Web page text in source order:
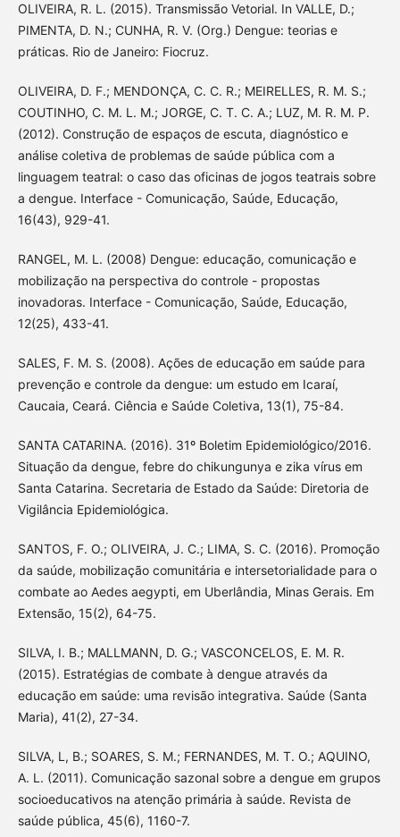
OLIVEIRA, R. L. (2015). Transmissão Vetorial. In VALLE, D.;
PIMENTA, D. N.; CUNHA, R. V. (Org.) Dengue: teorias e
práticas. Rio de Janeiro: Fiocruz.
OLIVEIRA, D. F.; MENDONÇA, C. C. R.; MEIRELLES, R. M. S.;
COUTINHO, C. M. L. M.; JORGE, C. T. C. A.; LUZ, M. R. M. P.
(2012). Construção de espaços de escuta, diagnóstico e
análise coletiva de problemas de saúde pública com a
linguagem teatral: o caso das oficinas de jogos teatrais sobre
a dengue. Interface - Comunicação, Saúde, Educação,
16(43), 929-41.
RANGEL, M. L. (2008) Dengue: educação, comunicação e
mobilização na perspectiva do controle - propostas
inovadoras. Interface - Comunicação, Saúde, Educação,
12(25), 433-41.
SALES, F. M. S. (2008). Ações de educação em saúde para
prevenção e controle da dengue: um estudo em Icaraí,
Caucaia, Ceará. Ciência e Saúde Coletiva, 13(1), 75-84.
SANTA CATARINA. (2016). 31º Boletim Epidemiológico/2016.
Situação da dengue, febre do chikungunya e zika vírus em
Santa Catarina. Secretaria de Estado da Saúde: Diretoria de
Vigilância Epidemiológica.
SANTOS, F. O.; OLIVEIRA, J. C.; LIMA, S. C. (2016). Promoção
da saúde, mobilização comunitária e intersetorialidade para o
combate ao Aedes aegypti, em Uberlândia, Minas Gerais. Em
Extensão, 15(2), 64-75.
SILVA, I. B.; MALLMANN, D. G.; VASCONCELOS, E. M. R.
(2015). Estratégias de combate à dengue através da
educação em saúde: uma revisão integrativa. Saúde (Santa
Maria), 41(2), 27-34.
SILVA, L, B.; SOARES, S. M.; FERNANDES, M. T. O.; AQUINO,
A. L. (2011). Comunicação sazonal sobre a dengue em grupos
socioeducativos na atenção primária à saúde. Revista de
saúde pública, 45(6), 1160-7.